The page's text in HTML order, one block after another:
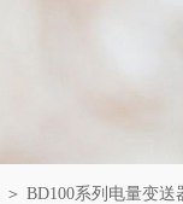
＞ BD100系列电量变送